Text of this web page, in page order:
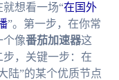
想看一场“在国外
”。第一步，在你常
个像番茄加速器这
，关键一步：在
陆”的某个优质节点